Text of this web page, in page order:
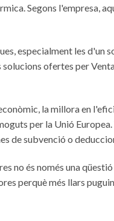
Segons l'empresa,
especialment les d'un
solucions ofertes per
la millora en
per la Unió
de subvenció o
no és només una
perquè més llars